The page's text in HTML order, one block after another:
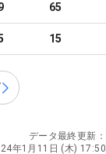
65
15
データ最終更新：
年1月11日 (木) 17:50